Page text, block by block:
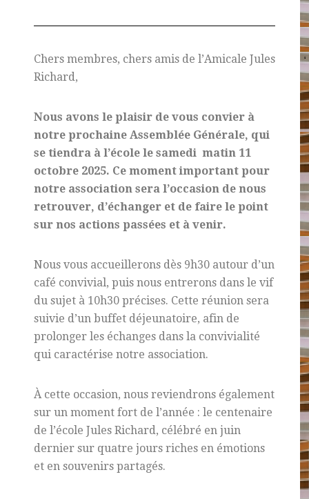
Chers membres, chers amis de l’Amicale Jules
Richard,
Nous avons le plaisir de vous convier à
notre prochaine Assemblée Générale, qui
se tiendra à l’école le samedi matin 11
octobre 2025. Ce moment important pour
notre association sera l’occasion de nous
retrouver, d’échanger et de faire le point
sur nos actions passées et à venir.
Nous vous accueillerons dès 9h30 autour d’un
café convivial, puis nous entrerons dans le vif
du sujet à 10h30 précises. Cette réunion sera
suivie d’un buffet déjeunatoire, afin de
prolonger les échanges dans la convivialité
qui caractérise notre association.
À cette occasion, nous reviendrons également
sur un moment fort de l’année : le centenaire
de l’école Jules Richard, célébré en juin
dernier sur quatre jours riches en émotions
et en souvenirs partagés.